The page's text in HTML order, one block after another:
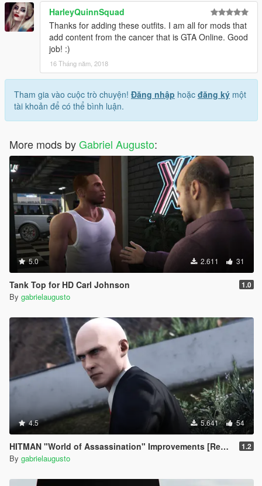
HarleyQuinnSquad
Thanks for adding these outfits. I am all for mods that
add content from the cancer that is GTA Online. Good
job! :)
16 Tháng năm, 2018
Tham gia vào cuộc trò chuyện! Đăng nhập hoặc đăng ký một
tài khoản để có thể bình luận.
More mods byGabriel Augusto:
5.0 2.611 31
Tank Top for HD Carl Johnson 1.0
By gabrielaugusto
4.5 5.641 54
HITMAN "World of Assassination" Improvements [Replace Trevor] 1.2
By gabrielaugusto